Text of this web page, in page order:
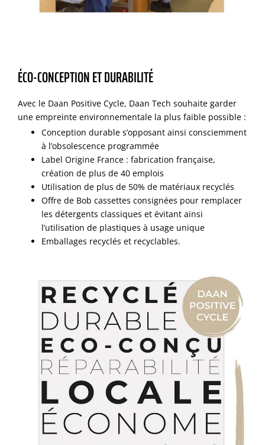
ÉCO-CONCEPTION ET DURABILITÉ
Avec le Daan Positive Cycle, Daan Tech souhaite garder
une empreinte environnementale la plus faible possible :
Conception durable s’opposant ainsi consciemment
à l’obsolescence programmée
Label Origine France : fabrication française,
création de plus de 40 emplois
Utilisation de plus de 50% de matériaux recyclés
Offre de Bob cassettes consignées pour remplacer
les détergents classiques et évitant ainsi
l’utilisation de plastiques à usage unique
Emballages recyclés et recyclables.